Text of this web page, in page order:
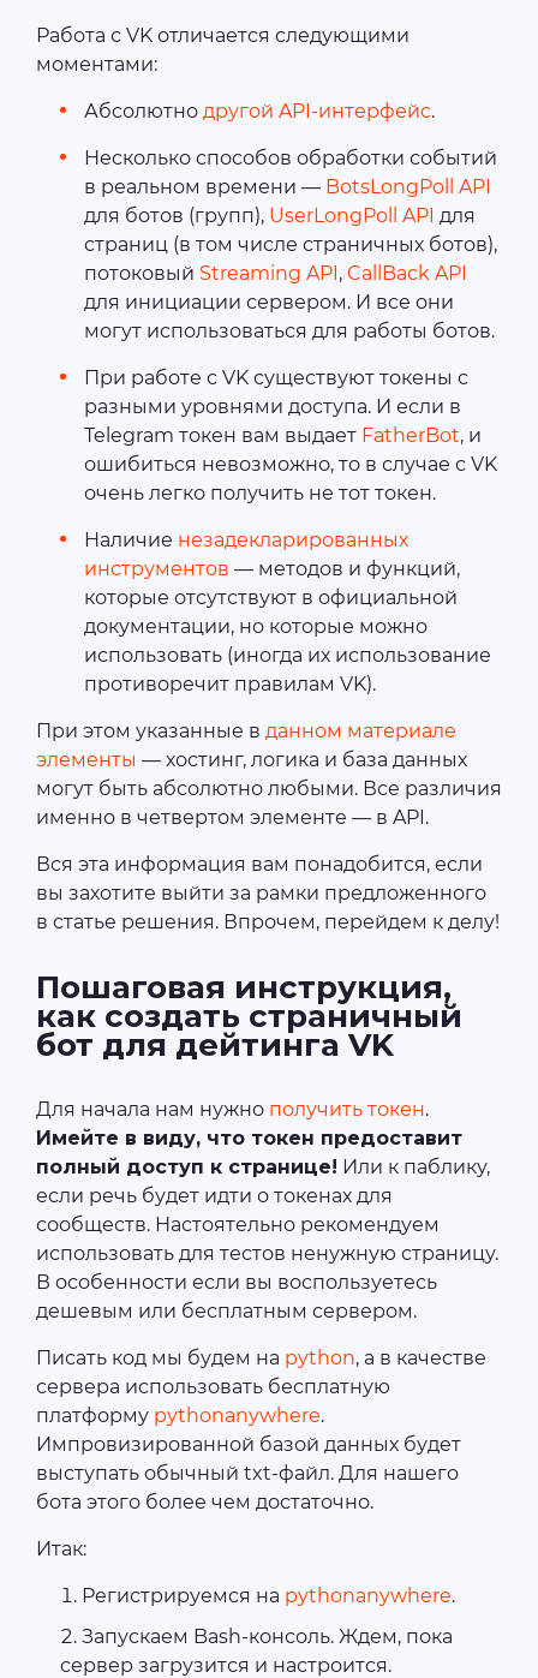
Работа с VK отличается следующими
моментами:
Абсолютно другой API-интерфейс.
Несколько способов обработки событий
в реальном времени — BotsLongPoll API
для ботов (групп), UserLongPoll API для
страниц (в том числе страничных ботов),
потоковый Streaming API, CallBack API
для инициации сервером. И все они
могут использоваться для работы ботов.
При работе с VK существуют токены с
разными уровнями доступа. И если в
Telegram токен вам выдает FatherBot, и
ошибиться невозможно, то в случае с VK
очень легко получить не тот токен.
Наличие незадекларированных
инструментов — методов и функций,
которые отсутствуют в официальной
документации, но которые можно
использовать (иногда их использование
противоречит правилам VK).
При этом указанные в данном материале
элементы — хостинг, логика и база данных
могут быть абсолютно любыми. Все различия
именно в четвертом элементе — в API.
Вся эта информация вам понадобится, если
вы захотите выйти за рамки предложенного
в статье решения. Впрочем, перейдем к делу!
Пошаговая инструкция,
как создать страничный
бот для дейтинга VK
Для начала нам нужно получить токен.
Имейте в виду, что токен предоставит
полный доступ к странице! Или к паблику,
если речь будет идти о токенах для
сообществ. Настоятельно рекомендуем
использовать для тестов ненужную страницу.
В особенности если вы воспользуетесь
дешевым или бесплатным сервером.
Писать код мы будем на python, а в качестве
сервера использовать бесплатную
платформу pythonanywhere.
Импровизированной базой данных будет
выступать обычный txt-файл. Для нашего
бота этого более чем достаточно.
Итак:
Регистрируемся на pythonanywhere.
Запускаем Bash-консоль. Ждем, пока
сервер загрузится и настроится.